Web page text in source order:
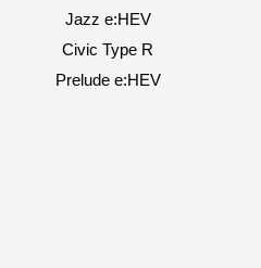
Jazz e:HEV
Civic Type R
Prelude e:HEV